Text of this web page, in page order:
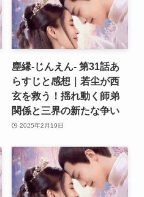
塵縁-じんえん- 第31話あ
らすじと感想｜若尘が西
玄を救う！揺れ動く師弟
関係と三界の新たな争い
2025年2月19日